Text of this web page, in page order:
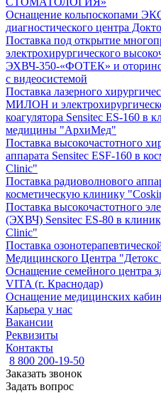
Оснащение кольпоскопами
диагностического центра
Поставка под открытие
электрохирургического
ЭХВЧ-350-«ФОТЕК» и
с видеосистемой
Поставка лазерного
МИЛОН и
коагулятора Sensitec ES-160 в
медицины "АрхиМед"
Поставка высокочастотного
аппарата Sensitec ESF-160 в
Clinic"
Поставка радиоволнового
косметическую клинику
Поставка высокочастотного
(ЭХВЧ) Sensitec ES-80 в
Clinic"
Поставка
Медицинского Центра
Оснащение семейного центра
VITA (г. Краснодар)
Оснащение медицинских
Карьера у нас
Вакансии
Реквизиты
Контакты
8 800 200-19-50
Заказать звонок
Задать вопрос